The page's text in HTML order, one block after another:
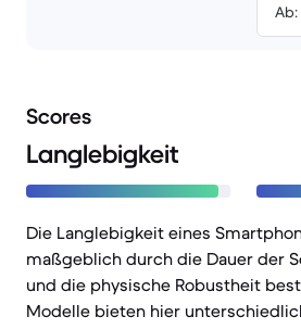
Ab:
Scores
Langlebigkeit
Die Langlebigkeit eines
maßgeblich durch die Dauer der
und die physische Robustheit
Modelle bieten hier